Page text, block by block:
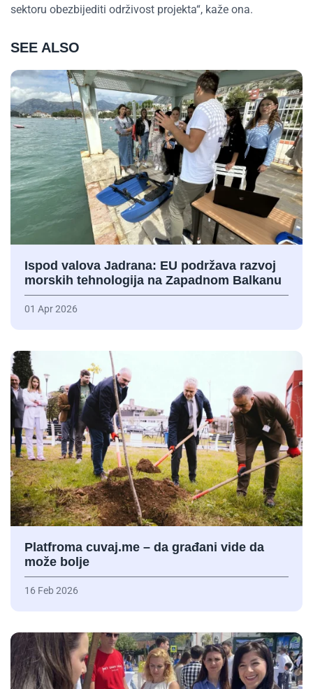
sektoru obezbijediti održivost projekta“, kaže ona.
SEE ALSO
Ispod valova Jadrana: EU podržava razvoj
morskih tehnologija na Zapadnom Balkanu
01 Apr 2026
Platfroma cuvaj.me – da građani vide da
može bolje
16 Feb 2026